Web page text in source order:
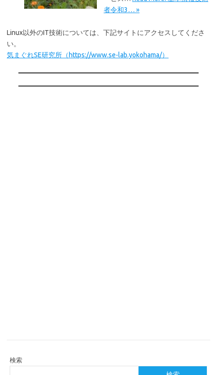
者令和3… »
Linux以外のIT技術については、下記サイトにアクセスしてくださ
い。
気まぐれSE研究所（https://www.se-lab.yokohama/）
検索